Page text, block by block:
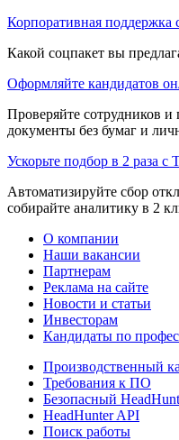
Корпоративная поддержка
Какой соцпакет вы
Оформляйте кандидатов
Проверяйте сотрудников
документы без бумаг и
Ускорьте подбор в 2 раза с
Автоматизируйте сбор
собирайте аналитику в 2
О компании
Наши вакансии
Партнерам
Реклама на сайте
Новости и статьи
Инвесторам
Кандидаты по
Производственный
Требования к ПО
Безопасный
HeadHunter API
Поиск работы